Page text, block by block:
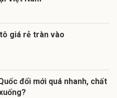
giá rẻ tràn vào
đổi mới quá nhanh, chất